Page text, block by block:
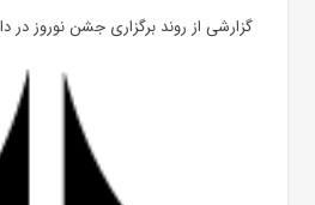
گزارشی از روند برگزاری جشن نوروز در